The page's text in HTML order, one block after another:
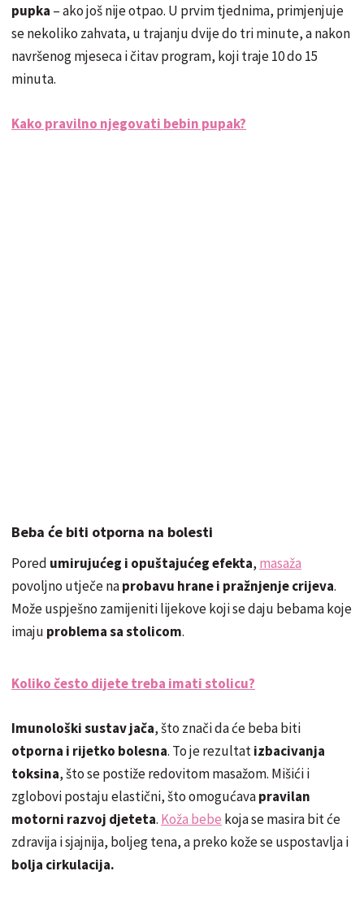
pupka – ako još nije otpao. U prvim tjednima, primjenjuje
se nekoliko zahvata, u trajanju dvije do tri minute, a nakon
navršenog mjeseca i čitav program, koji traje 10 do 15
minuta.
Kako pravilno njegovati bebin pupak?
Beba će biti otporna na bolesti
Pored umirujućeg i opuštajućeg efekta, masaža
povoljno utječe naprobavu hrane i pražnjenje crijeva.
Može uspješno zamijeniti lijekove koji se daju bebama koje
imaju problema sa stolicom.
Koliko često dijete treba imati stolicu?
Imunološki sustav jača, što znači da će beba biti
otporna i rijetko bolesna. To je rezultatizbacivanja
toksina, što se postiže redovitom masažom. Mišići i
zglobovi postaju elastični, što omogućavapravilan
motorni razvoj djeteta. Koža bebe koja se masira bit će
zdravija i sjajnija, boljeg tena, a preko kože se uspostavlja i
bolja cirkulacija.